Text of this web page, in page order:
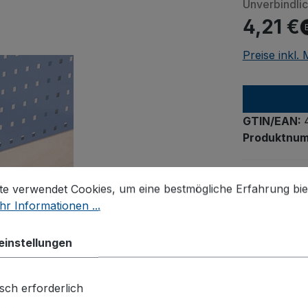
4,21 €
Preise inkl.
GTIN/EAN:
Cookies, um eine bestmögliche Erfahrung
verwendet Cookies, um eine bestmögliche Erfahrung
Informationen ...
erforderlich